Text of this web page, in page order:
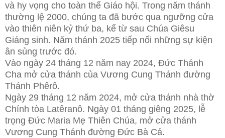
và hy vọng cho toàn thể Giáo hội. Trong năm thánh
thường lệ 2000, chúng ta đã bước qua ngưỡng cửa
vào thiên niên kỷ thứ ba, kể từ sau Chúa Giêsu
Giáng sinh. Năm thánh 2025 tiếp nối những sự kiện
ân sủng trước đó.
Vào ngày 24 tháng 12 năm nay 2024, Đức Thánh
Cha mở cửa thánh của Vương Cung Thánh đường
Thánh Phêrô.
Ngày 29 tháng 12 năm 2024, mở cửa thánh nhà thờ
Chính tòa Latêranô. Ngày 01 tháng giêng 2025, lễ
trọng Đức Maria Mẹ Thiên Chúa, mở cửa thánh
Vương Cung Thánh đường Đức Bà Cả.